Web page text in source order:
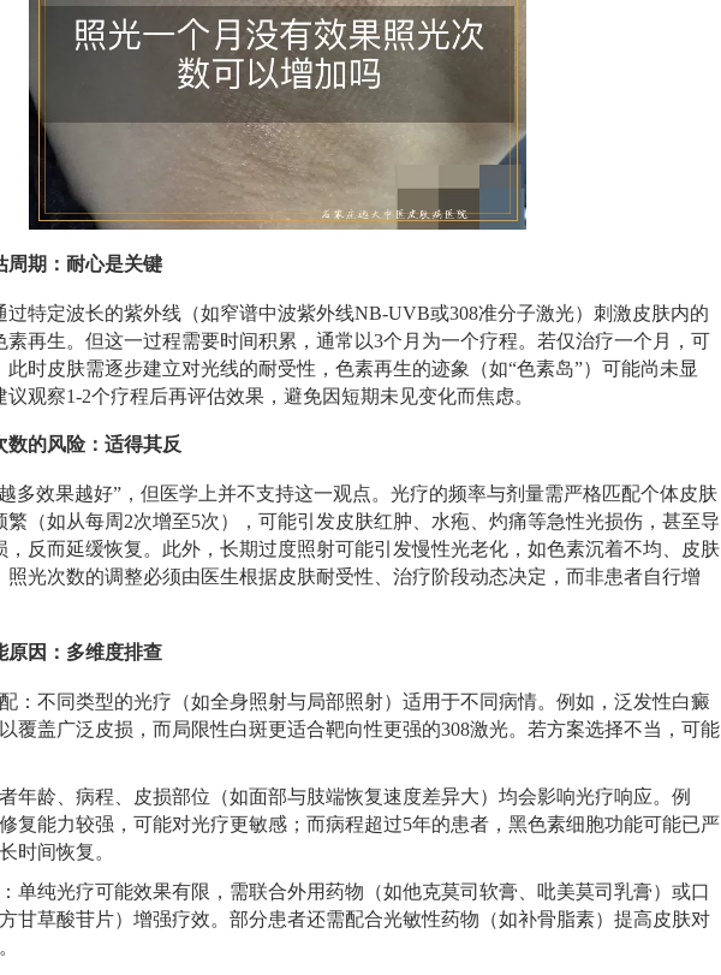
周期：耐心是关键
过特定波长的紫外线（如窄谱中波紫外线NB-UVB或308准分子激光）刺激皮肤内的
素再生。但这一过程需要时间积累，通常以3个月为一个疗程。若仅治疗一个月，可
时皮肤需逐步建立对光线的耐受性，色素再生的迹象（如“色素岛”）可能尚未显
观察1-2个疗程后再评估效果，避免因短期未见变化而焦虑。
数的风险：适得其反
多效果越好”，但医学上并不支持这一观点。光疗的频率与剂量需严格匹配个体皮肤
繁（如从每周2次增至5次），可能引发皮肤红肿、水疱、灼痛等急性光损伤，甚至导
，反而延缓恢复。此外，长期过度照射可能引发慢性光老化，如色素沉着不均、皮肤
照光次数的调整必须由医生根据皮肤耐受性、治疗阶段动态决定，而非患者自行增
原因：多维度排查
：不同类型的光疗（如全身照射与局部照射）适用于不同病情。例如，泛发性白癜
覆盖广泛皮损，而局限性白斑更适合靶向性更强的308激光。若方案选择不当，可能
年龄、病程、皮损部位（如面部与肢端恢复速度差异大）均会影响光疗响应。例
复能力较强，可能对光疗更敏感；而病程超过5年的患者，黑色素细胞功能可能已严
时间恢复。
单纯光疗可能效果有限，需联合外用药物（如他克莫司软膏、吡美莫司乳膏）或口
甘草酸苷片）增强疗效。部分患者还需配合光敏性药物（如补骨脂素）提高皮肤对